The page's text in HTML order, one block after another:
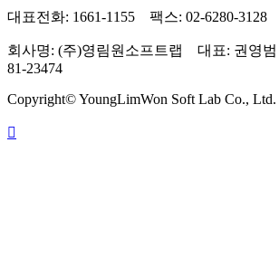
대표전화: 1661-1155 팩스: 02-6280-3128
회사명: (주)영림원소프트랩 대표: 권영
81-23474
Copyright© YoungLimWon Soft Lab Co., Ltd.